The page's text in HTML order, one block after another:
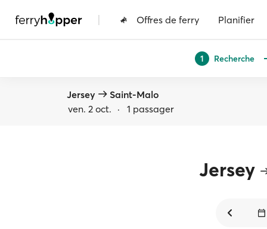
| Offres de ferry Planifier
1 Recherche
Jersey
Saint-Malo
ven. 2 oct. · 1 passager
Jersey